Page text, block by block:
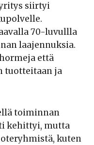
siirtyi
70-luvullla
laajennuksia.
että
tuotteitaan ja
toiminnan
kehittyi, mutta
kuten